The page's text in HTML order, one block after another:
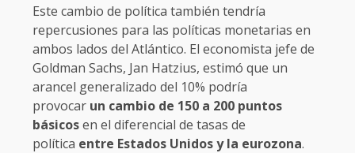
Este cambio de política también tendría
repercusiones para las políticas monetarias en
ambos lados del Atlántico. El economista jefe de
Goldman Sachs, Jan Hatzius, estimó que un
arancel generalizado del 10% podría
provocar un cambio de 150 a 200 puntos
básicosen el diferencial de tasas de
política entre Estados Unidos y la eurozona.